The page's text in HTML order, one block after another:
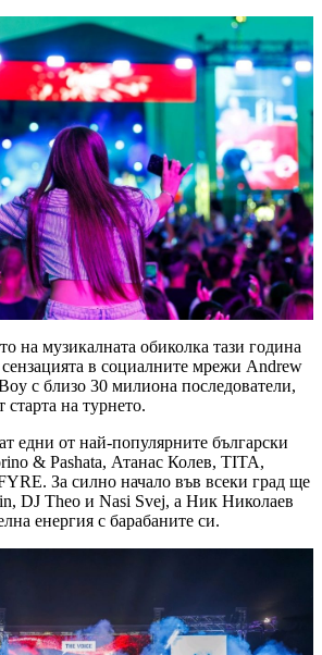
на музикалната обиколка тази година
в социалните мрежи Andrew
с близо 30 милиона последователи,
старта на турнето.
едни от най-популярните български
& Pashata, Атанас Колев, TITA,
За силно начало във всеки град ще
DJ Theo и Nasi Svej, а Ник Николаев
енергия с барабаните си.